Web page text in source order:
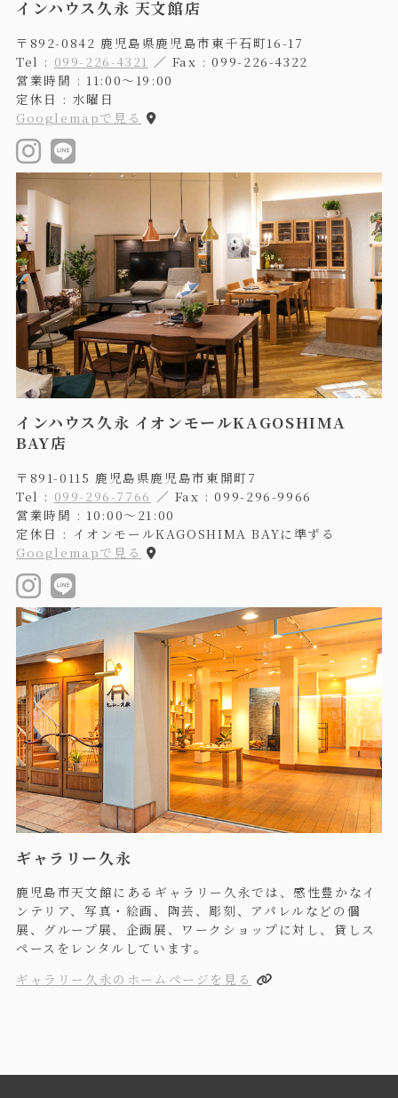
インハウス久永 天文館店
〒892-0842 鹿児島県鹿児島市東千石町16-17
Tel : 099-226-4321 ／ Fax : 099-226-4322
営業時間 : 11:00〜19:00
定休日 : 水曜日
Googlemapで見る
インハウス久永 イオンモールKAGOSHIMA
BAY店
〒891-0115 鹿児島県鹿児島市東開町7
Tel : 099-296-7766 ／ Fax : 099-296-9966
営業時間 : 10:00〜21:00
定休日 : イオンモールKAGOSHIMA BAYに準ずる
Googlemapで見る
ギャラリー久永
鹿児島市天文館にあるギャラリー久永では、感性豊かなイ
ンテリア、写真・絵画、陶芸、彫刻、アパレルなどの個
展、グループ展、企画展、ワークショップに対し、貸しス
ペースをレンタルしています。
ギャラリー久永のホームページを見る